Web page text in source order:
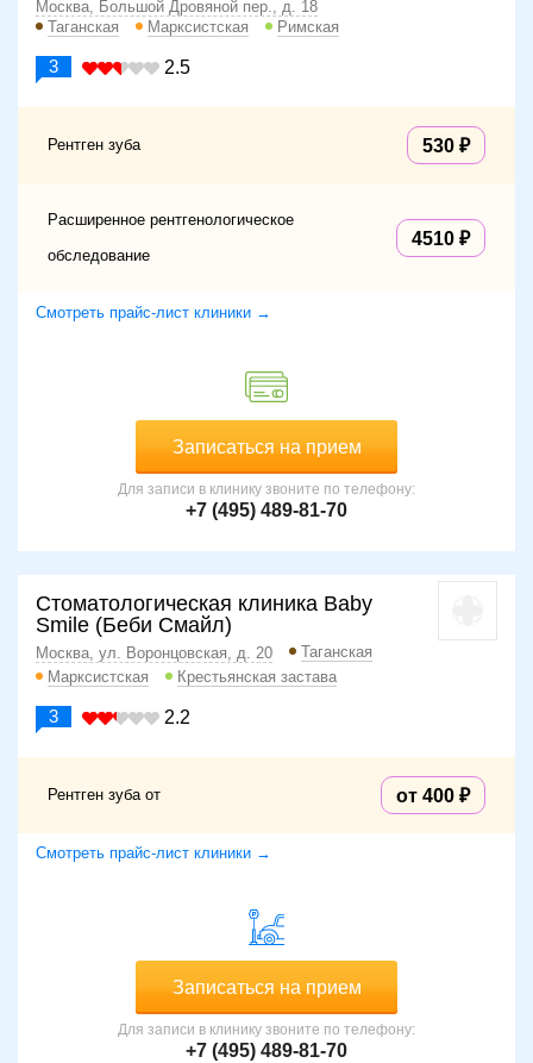
Москва, Большой Дровяной пер., д. 18
Таганская
Марксистская Римская
3 2.5
Рентген зуба 530
Расширенное рентгенологическое
обследование
4510
Смотреть прайс-лист клиники →
Записаться на прием
Для записи в клинику звоните по телефону:
+7 (495) 489-81-70
Стоматологическая клиника Baby
Smile (Беби Смайл)
Москва, ул. Воронцовская, д. 20
Таганская
Марксистская
Крестьянская застава
3 2.2
Рентген зуба от от 400
Смотреть прайс-лист клиники →
Записаться на прием
Для записи в клинику звоните по телефону:
+7 (495) 489-81-70